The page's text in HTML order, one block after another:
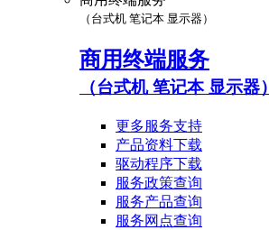
（台式机 笔记本 显示器）
商用终端服务
（台式机 笔记本 显示器）
更多服务支持
产品资料下载
驱动程序下载
服务政策查询
服务产品查询
服务网点查询